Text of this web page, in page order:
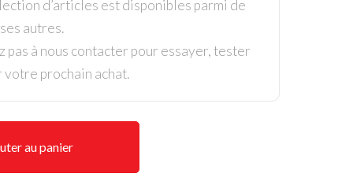
d’articles est disponibles parmi de
autres.
pas à nous contacter pour essayer, tester
prochain achat.
au panier